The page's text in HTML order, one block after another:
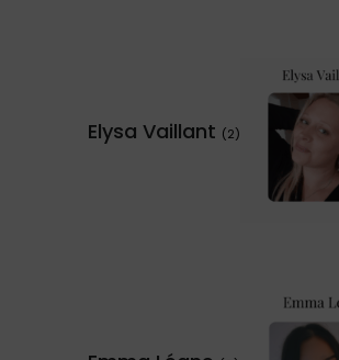
Elysa Vaillant (2)